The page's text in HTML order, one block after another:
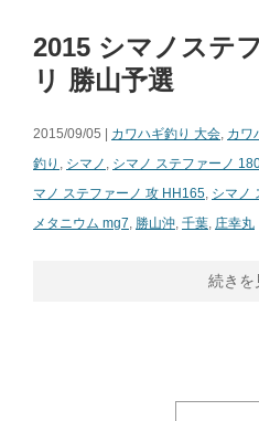
2015 シマノステ
リ 勝山予選
2015/09/05 | カワハギ釣り 大会, カワ
釣り , シマノ , シマノ ステファーノ
マノ ステファーノ 攻 HH165, シマノ
メタニウム mg7, 勝山沖, 千葉, 庄幸丸
続きを